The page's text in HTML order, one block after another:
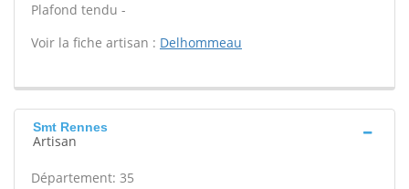
Plafond tendu -
Voir la fiche artisan : Delhommeau
Smt Rennes
Artisan
Département: 35